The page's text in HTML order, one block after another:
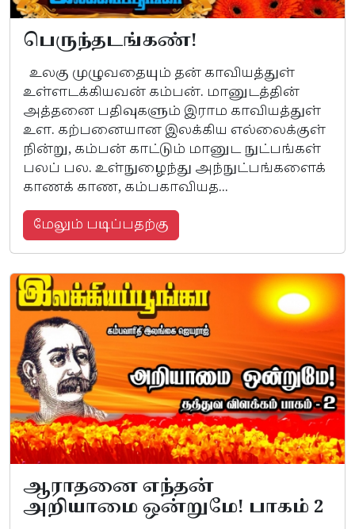
பெருந்தடங்கண்!
உலகு முழுவதையும் தன் காவியத்துள்
உள்ளடக்கியவன் கம்பன். மானுடத்தின்
அத்தனை பதிவுகளும் இராம காவியத்துள்
உள. கற்பனையான இலக்கிய எல்லைக்குள்
நின்று, கம்பன் காட்டும் மானுட நுட்பங்கள்
பலப் பல. உள்நுழைந்து அந்நுட்பங்களைக்
காணக் காண, கம்பகாவியத...
மேலும் படிப்பதற்கு
ஆராதனை எந்தன்
அறியாமை ஒன்றுமே! பாகம் 2